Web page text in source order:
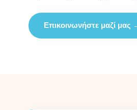
Επικοινωνήστε μαζί μας